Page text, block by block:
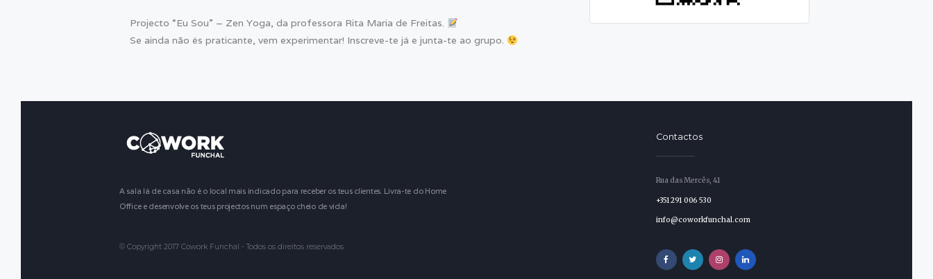
Projecto “Eu Sou” – Zen Yoga, da professora Rita Maria de Freitas.
Se ainda não és praticante, vem experimentar! Inscreve-te já e junta-te ao grupo.
A sala lá de casa não é o local mais indicado para receber os teus clientes. Livra-te do Home
Office e desenvolve os teus projectos num espaço cheio de vida!
© Copyright 2017 Cowork Funchal - Todos os direitos reservados
Contactos
Rua das Mercês, 41
+351 291 006 530
info@coworkfunchal.com